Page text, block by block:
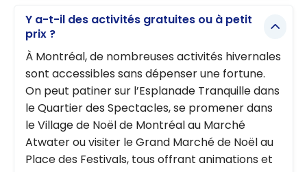
Y a-t-il des activités gratuites ou à petit
prix ?
À Montréal, de nombreuses activités hivernales
sont accessibles sans dépenser une fortune.
On peut patiner sur l’Esplanade Tranquille dans
le Quartier des Spectacles, se promener dans
le Village de Noël de Montréal au Marché
Atwater ou visiter le Grand Marché de Noël au
Place des Festivals, tous offrant animations et